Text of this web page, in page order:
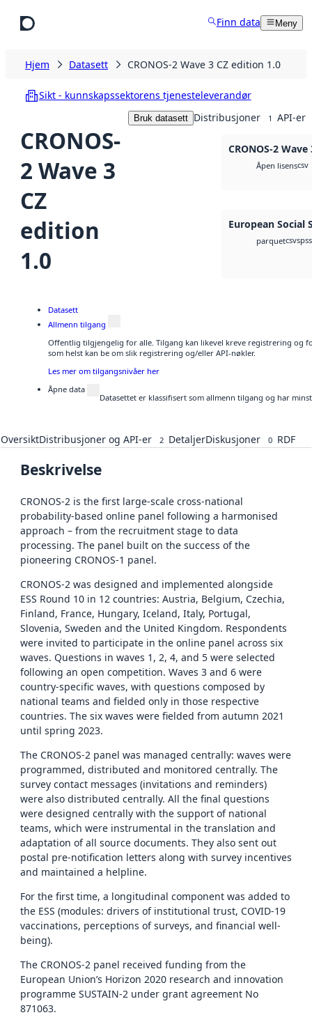
Finn data Meny
Hjem Datasett CRONOS-2 Wave 3 CZ edition 1.0
Sikt - kunnskapssektorens tjenesteleverandør
CRONOS-
2 Wave 3
CZ
edition
1.0
Bruk datasett Distribusjoner 1 API-er
CRONOS-2
Åpen lisenscsv
European Social
parquetcsv
Datasett
Allmenn tilgang
Offentlig tilgjengelig for alle. Tilgang kan likevel kreve registrering og
som helst kan be om slik registrering og/eller API-nøkler.
Les mer om tilgangsnivåer her
Åpne data
Datasettet er klassifisert som allmenn tilgang og har
OversiktDistribusjoner og API-er 2 DetaljerDiskusjoner 0 RDF
Beskrivelse
CRONOS-2 is the first large-scale cross-national
probability-based online panel following a harmonised
approach – from the recruitment stage to data
processing. The panel built on the success of the
pioneering CRONOS-1 panel.
CRONOS-2 was designed and implemented alongside
ESS Round 10 in 12 countries: Austria, Belgium, Czechia,
Finland, France, Hungary, Iceland, Italy, Portugal,
Slovenia, Sweden and the United Kingdom. Respondents
were invited to participate in the online panel across six
waves. Questions in waves 1, 2, 4, and 5 were selected
following an open competition. Waves 3 and 6 were
country-specific waves, with questions composed by
national teams and fielded only in those respective
countries. The six waves were fielded from autumn 2021
until spring 2023.
The CRONOS-2 panel was managed centrally: waves were
programmed, distributed and monitored centrally. The
survey contact messages (invitations and reminders)
were also distributed centrally. All the final questions
were designed centrally with the support of national
teams, which were instrumental in the translation and
adaptation of all source documents. They also sent out
postal pre-notification letters along with survey incentives
and maintained a helpline.
For the first time, a longitudinal component was added to
the ESS (modules: drivers of institutional trust, COVID-19
vaccinations, perceptions of surveys, and financial well-
being).
The CRONOS-2 panel received funding from the
European Union’s Horizon 2020 research and innovation
programme SUSTAIN-2 under grant agreement No
871063.